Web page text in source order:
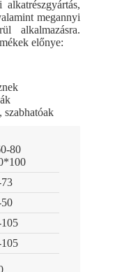
megannyi
alkalmazásra.
előnye:
80